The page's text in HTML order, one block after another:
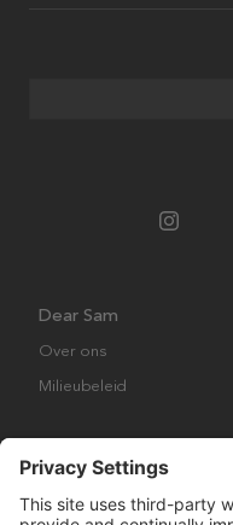
Dear Sam
Over ons
Milieubeleid